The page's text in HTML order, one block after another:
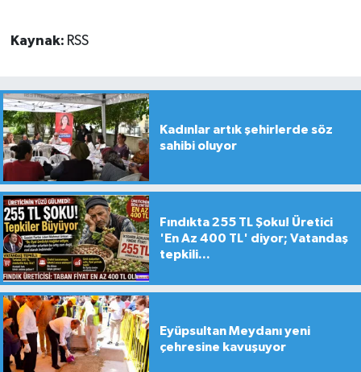
Kaynak: RSS
Kadınlar artık şehirlerde söz
sahibi oluyor
Fındıkta 255 TL Şoku! Üretici
'En Az 400 TL' diyor; Vatandaş
tepkili...
Eyüpsultan Meydanı yeni
çehresine kavuşuyor